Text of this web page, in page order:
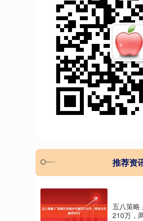
推荐资
五八策略
210万，